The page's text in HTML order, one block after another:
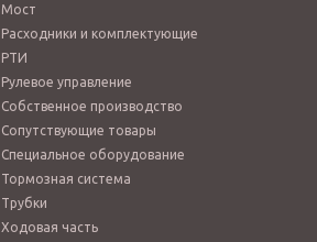
Мост
Расходники и комплектующие
РТИ
Рулевое управление
Собственное производство
Сопутствующие товары
Специальное оборудование
Тормозная система
Трубки
Ходовая часть